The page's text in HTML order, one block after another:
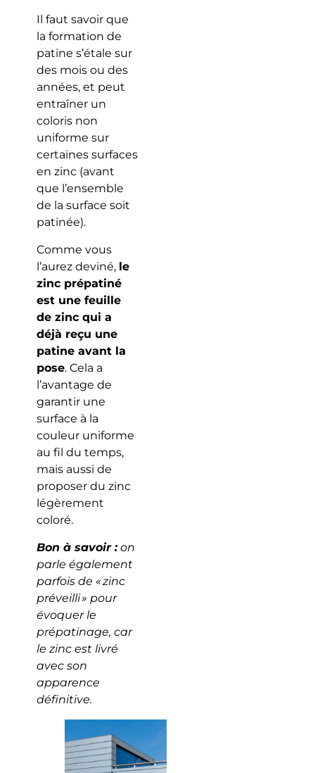
Il faut savoir que
la formation de
patine s’étale sur
des mois ou des
années, et peut
entraîner un
coloris non
uniforme sur
certaines surfaces
en zinc (avant
que l’ensemble
de la surface soit
patinée).
Comme vous
l’aurez deviné, le
zinc prépatiné
est une feuille
de zinc qui a
déjà reçu une
patine avant la
pose. Cela a
l’avantage de
garantir une
surface à la
couleur uniforme
au fil du temps,
mais aussi de
proposer du zinc
légèrement
coloré.
Bon à savoir :on
parle également
parfois de « zinc
préveilli » pour
évoquer le
prépatinage, car
le zinc est livré
avec son
apparence
définitive.